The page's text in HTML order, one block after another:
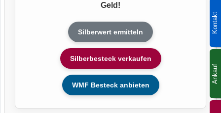
Kontakt
Ankauf
Geld!
Silberwert ermitteln
Silberbesteck verkaufen
WMF Besteck anbieten